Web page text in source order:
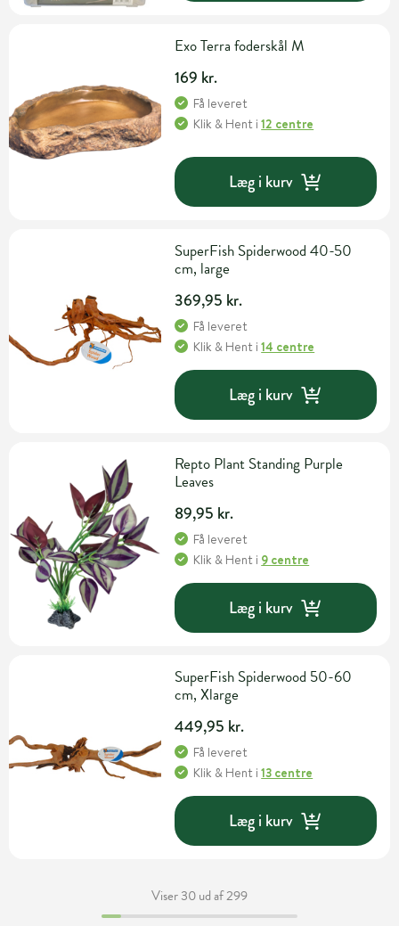
Exo Terra foderskål M
169 kr.
Få leveret
Klik & Hent i12 centre
Læg i kurv
SuperFish Spiderwood 40-50
cm, large
369,95 kr.
Få leveret
Klik & Hent i14 centre
Læg i kurv
Repto Plant Standing Purple
Leaves
89,95 kr.
Få leveret
Klik & Hent i 9 centre
Læg i kurv
SuperFish Spiderwood 50-60
cm, Xlarge
449,95 kr.
Få leveret
Klik & Hent i13 centre
Læg i kurv
Viser 30 ud af 299